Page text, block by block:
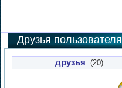
Друзья пользователя
друзья (20)